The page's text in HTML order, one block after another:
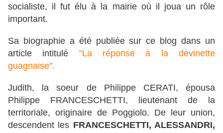
socialiste, il fut élu à la mairie où il joua un rôle
important.
Sa biographie a été publiée sur ce blog dans un
article intitulé "La réponse à la devinette
guagnaise".
Judith, la soeur de Philippe CERATI, épousa
Philippe FRANCESCHETTI, lieutenant de la
territoriale, originaire de Poggiolo. De leur union,
descendent les FRANCESCHETTI, ALESSANDRI,